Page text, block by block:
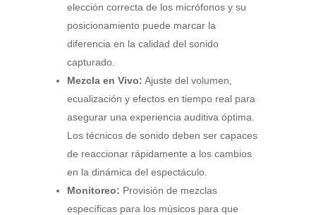
elección correcta de los micrófonos y su
posicionamiento puede marcar la
diferencia en la calidad del sonido
capturado.
Mezcla en Vivo: Ajuste del volumen,
ecualización y efectos en tiempo real para
asegurar una experiencia auditiva óptima.
Los técnicos de sonido deben ser capaces
de reaccionar rápidamente a los cambios
en la dinámica del espectáculo.
Monitoreo: Provisión de mezclas
específicas para los músicos para que